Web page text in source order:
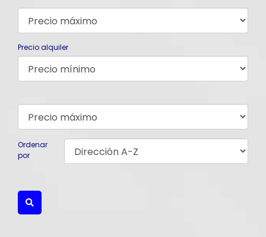
Precio alquiler
Ordenar
por